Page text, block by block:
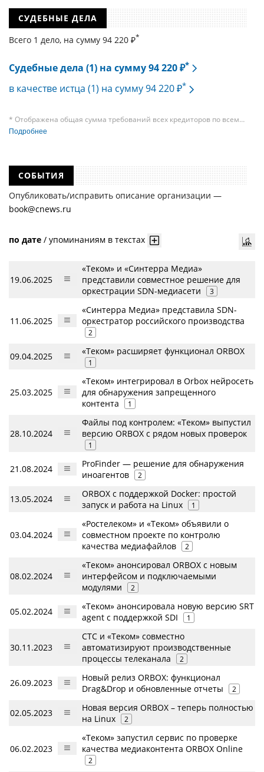
СУДЕБНЫЕ ДЕЛА
Всего 1 дело, на cумму 94 220 ₽*
Судебные дела (1) на сумму 94 220 ₽*
в качестве истца (1) на сумму 94 220 ₽*
* Отображена общая сумма требований всех кредиторов по всем
судебным делам, в рамках которых компания подавала требования
в одном таком деле может быть несколько десятков, а размеры сумм
требований одних могут быть больше или меньше размеров
Подробнее
СОБЫТИЯ
Опубликовать/исправить описание организации —
book@cnews.ru
по дате / упоминаниям в текстах
19.06.2025
«Теком» и «Синтерра Медиа»
представили совместное решение для
оркестрации SDN-медиасети
3
11.06.2025
«Синтерра Медиа» представила SDN-
оркестратор российского производства
2
09.04.2025 «Теком» расширяет функционал ORBOX
1
25.03.2025
«Теком» интегрировал в Orbox нейросеть
для обнаружения запрещенного
контента
1
28.10.2024
Файлы под контролем: «Теком» выпустил
версию ORBOX с рядом новых проверок
1
21.08.2024
ProFinder — решение для обнаружения
иноагентов
2
13.05.2024
ORBOX с поддержкой Docker: простой
запуск и работа на Linux
1
03.04.2024
«Ростелеком» и «Теком» объявили о
совместном проекте по контролю
качества медиафайлов
2
08.02.2024
«Теком» анонсировал ORBOX с новым
интерфейсом и подключаемыми
модулями
2
05.02.2024
«Теком» анонсировала новую версию SRT
agent с поддержкой SDI
1
30.11.2023
СТС и «Теком» совместно
автоматизируют производственные
процессы телеканала
2
26.09.2023
Новый релиз ORBOX: функционал
Drag&Drop и обновленные отчеты
2
02.05.2023
Новая версия ORBOX – теперь полностью
на Linux
2
06.02.2023
«Теком» запустил сервис по проверке
качества медиаконтента ORBOX Online
2